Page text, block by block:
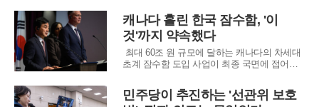
장 토론에 나선다. 근거 없는 음모론이 초래하
는 사회적 비용을 더 이상 방치할 수 없다는 판
단에서다.개혁신당은 이준석 대표가 27일 오후
6시, 유튜브 채널 '펜앤마이크'를 통해 전유관
(전한길
캐나다 홀린 한국 잠수함, '이
것'까지 약속했다
최대 60조 원 규모에 달하는 캐나다의 차세대
초계 잠수함 도입 사업이 최종 국면에 접어들
엄과 독일의 티센크루프 마린 시스템즈(TKMS)
가 벌이는 최종 2파전 구도 속에서, 한국 정부
민주당이 추진하는 '선관위 보호